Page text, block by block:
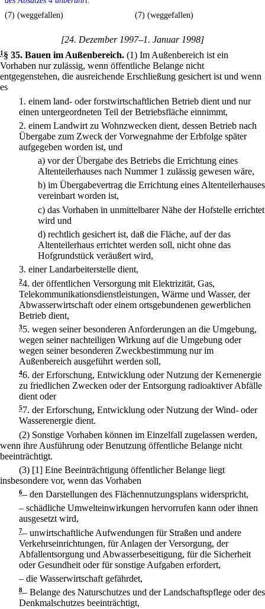
(7) (weggefallen)
(7) (weggefallen)
[24. Dezember 1997–1. Januar 1998]
1§ 35. Bauen im Außenbereich. (1) Im Außenbereich ist ein
Vorhaben nur zulässig, wenn öffentliche Belange nicht
entgegenstehen, die ausreichende Erschließung gesichert ist und wenn
es
1. einem land- oder forstwirtschaftlichen Betrieb dient und nur
einen untergeordneten Teil der Betriebsfläche einnimmt,
2. einem Landwirt zu Wohnzwecken dient, dessen Betrieb nach
Übergabe zum Zweck der Vorwegnahme der Erbfolge später
aufgegeben worden ist, und
a) vor der Übergabe des Betriebs die Errichtung eines
Altenteilerhauses nach Nummer 1 zulässig gewesen wäre,
b) im Übergabevertrag die Errichtung eines Altenteilerhauses
vereinbart worden ist,
c) das Vorhaben in unmittelbarer Nähe der Hofstelle errichtet
wird und
d) rechtlich gesichert ist, daß die Fläche, auf der das
Altenteilerhaus errichtet werden soll, nicht ohne das
Hofgrundstück veräußert wird,
3. einer Landarbeiterstelle dient,
24. der öffentlichen Versorgung mit Elektrizität, Gas,
Telekommunikationsdienstleistungen, Wärme und Wasser, der
Abwasserwirtschaft oder einem ortsgebundenen gewerblichen
Betrieb dient,
35. wegen seiner besonderen Anforderungen an die Umgebung,
wegen seiner nachteiligen Wirkung auf die Umgebung oder
wegen seiner besonderen Zweckbestimmung nur im
Außenbereich ausgeführt werden soll,
46. der Erforschung, Entwicklung oder Nutzung der Kernenergie
zu friedlichen Zwecken oder der Entsorgung radioaktiver Abfälle
dient oder
57. der Erforschung, Entwicklung oder Nutzung der Wind- oder
Wasserenergie dient.
(2) Sonstige Vorhaben können im Einzelfall zugelassen werden,
wenn ihre Ausführung oder Benutzung öffentliche Belange nicht
beeinträchtigt.
(3) [1] Eine Beeinträchtigung öffentlicher Belange liegt
insbesondere vor, wenn das Vorhaben
6– den Darstellungen des Flächennutzungsplans widerspricht,
– schädliche Umwelteinwirkungen hervorrufen kann oder ihnen
ausgesetzt wird,
7– unwirtschaftliche Aufwendungen für Straßen und andere
Verkehrseinrichtungen, für Anlagen der Versorgung, der
Abfallentsorgung und Abwasserbeseitigung, für die Sicherheit
oder Gesundheit oder für sonstige Aufgaben erfordert,
– die Wasserwirtschaft gefährdet,
8– Belange des Naturschutzes und der Landschaftspflege oder des
Denkmalschutzes beeinträchtigt,